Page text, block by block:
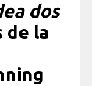
dos
de la